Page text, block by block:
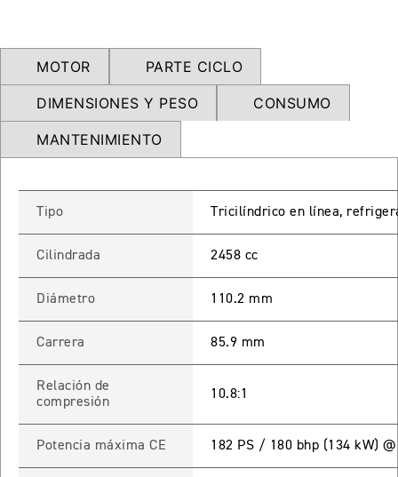
Precio desde $9.090.000
NEWDAYTONA 660
Precio desde $10.590.000
Precio desde $11.690.000
NEWTRIDENT 800
Precio desde $12.690.000
MOTOR PARTE CICLO
DIMENSIONES Y PESO CONSUMO
MANTENIMIENTO
Tipo Tricilíndrico en línea,
Cilindrada 2458 cc
Diámetro 110.2 mm
Carrera 85.9 mm
Relación de
compresión
10.8:1
Potencia máxima CE 182 PS / 180 bhp (134 kW)